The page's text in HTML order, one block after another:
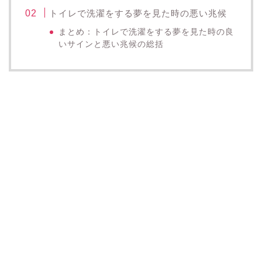
トイレで洗濯をする夢を見た時の悪い兆候
まとめ：トイレで洗濯をする夢を見た時の良
いサインと悪い兆候の総括